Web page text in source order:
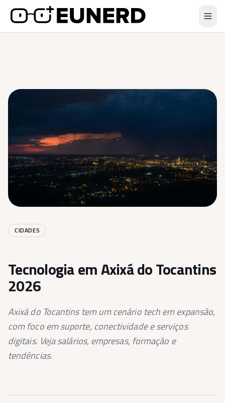
CIDADES
Tecnologia em Axixá do Tocantins
2026
Axixá do Tocantins tem um cenário tech em expansão,
com foco em suporte, conectividade e serviços
digitais. Veja salários, empresas, formação e
tendências.